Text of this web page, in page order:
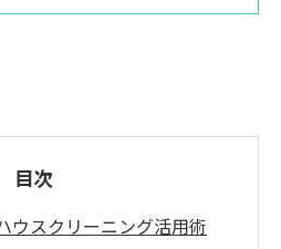
目次
ウスクリーニング活用術